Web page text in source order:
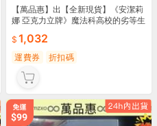
【萬品惠】出【全新現貨】《安潔莉
娜 亞克力立牌》魔法科高校的劣等生
1,032
運費券 折扣碼